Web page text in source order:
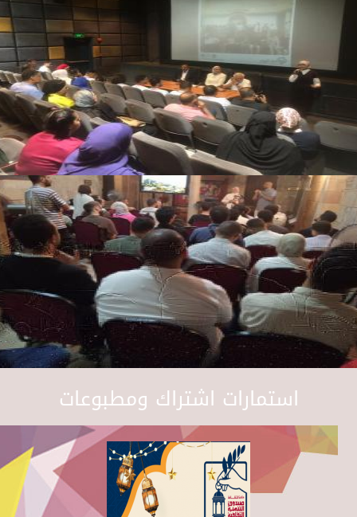
استمارات اشتراك ومطبوعات